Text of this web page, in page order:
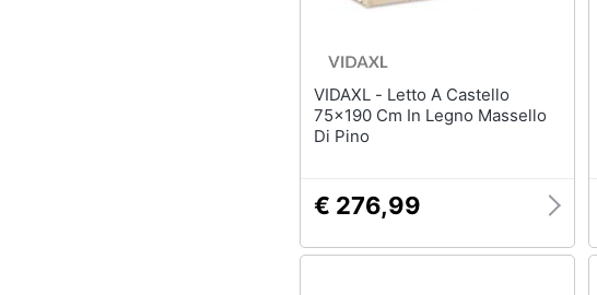
VIDAXL - Letto A Castello
75x190 Cm In Legno Massello
Di Pino
€ 276,99